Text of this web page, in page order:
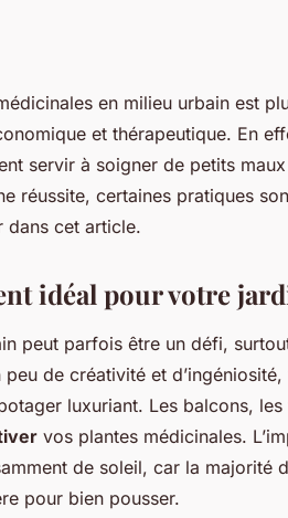
pratiques
?
en milieu urbain est
et thérapeutique. En
servir à soigner de petits
réussite, certaines pratiques
dans cet article.
idéal pour votre
peut parfois être un défi,
de créativité et
luxuriant. Les balcons,
vos plantes médicinales.
de soleil, car la majorité
pour bien pousser.